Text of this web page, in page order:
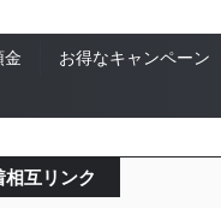
金 お得なキャンペーン
相互リンク